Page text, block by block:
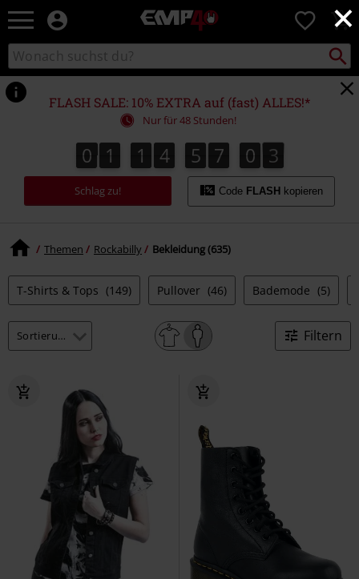
×
EMP
Merchandise
-
Shop
für
Rock
&
Entertainment
0
Katalog
durchsuchen
suchen
FLASH SALE: 10% EXTRA auf (fast) ALLES!*
Nur für 48 Stunden!
0
0 1
1 1
1 4
4 5
5 7
7 0
0 1
2
1
Schlag zu! Code FLASH kopieren
Themen Rockabilly Bekleidung (635)
T-Shirts & Tops (149) Pullover (46) Bademode (5)
Filtern